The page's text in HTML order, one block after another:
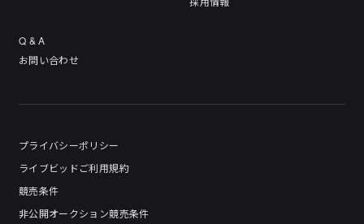
Q & A
お問い合わせ
プライバシーポリシー
ライブビッドご利用規約
競売条件
非公開オークション競売条件